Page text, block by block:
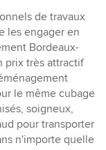
de travaux
les engager en
Bordeaux-
prix très attractif
le même cubage
soigneux,
pour transporter
n'importe quelle